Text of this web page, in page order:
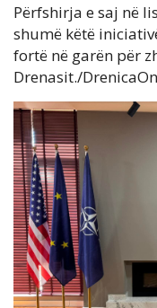
Përfshirja e saj në
shumë këtë
fortë në garën për
Drenasit./